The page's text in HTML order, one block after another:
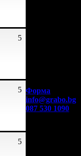
5
5
5
Форма
info@grabo.bg
087 530 1090